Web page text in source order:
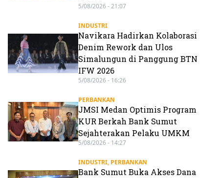
5/08/2026 - 21:07
INDUSTRI
Navikara Hadirkan Kolaborasi
Denim Rework dan Ulos
Simalungun di Panggung BTN
IFW 2026
5/08/2026 - 16:26
PERBANKAN
JMSI Medan Optimis Program
KUR Berkah Bank Sumut
Sejahterakan Pelaku UMKM
5/08/2026 - 14:27
INDUSTRI, PERBANKAN
Bank Sumut Buka Akses Dana